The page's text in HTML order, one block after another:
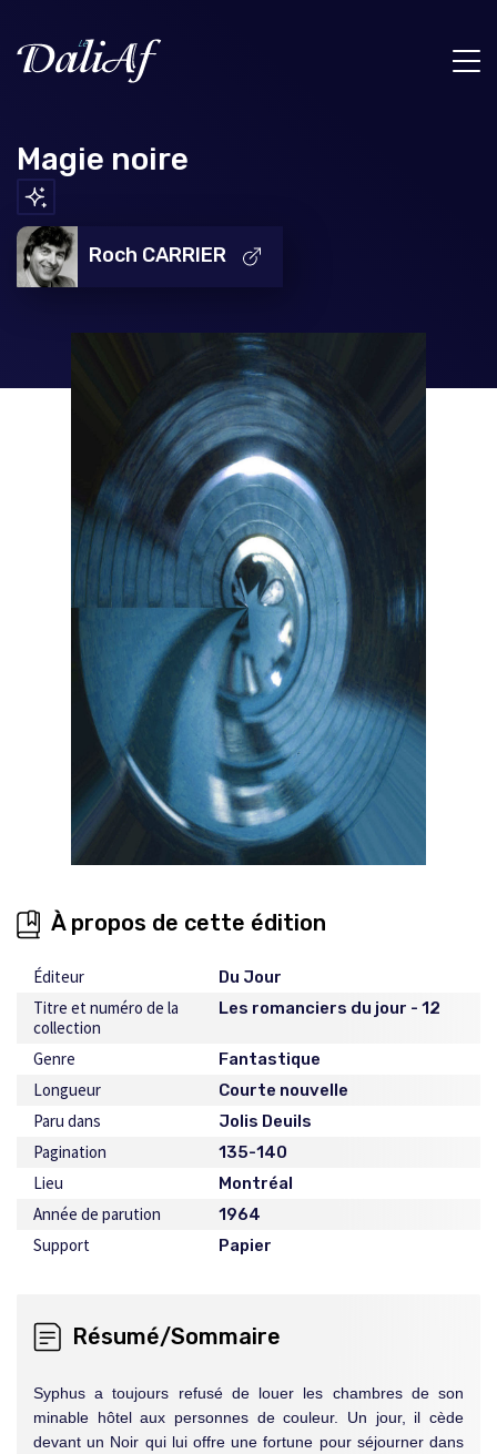
Magie noire
Roch CARRIER
À propos de cette édition
Éditeur Du Jour
Titre et numéro de la
collection
Les romanciers du jour - 12
Genre Fantastique
Longueur Courte nouvelle
Paru dans Jolis Deuils
Pagination 135-140
Lieu Montréal
Année de parution 1964
Support Papier
Résumé/Sommaire
Syphus a toujours refusé de louer les chambres de son
minable hôtel aux personnes de couleur. Un jour, il cède
devant un Noir qui lui offre une fortune pour séjourner dans